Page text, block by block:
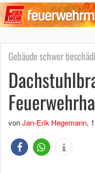
Gebäude schwer
vonJan-Erik Hegemann,